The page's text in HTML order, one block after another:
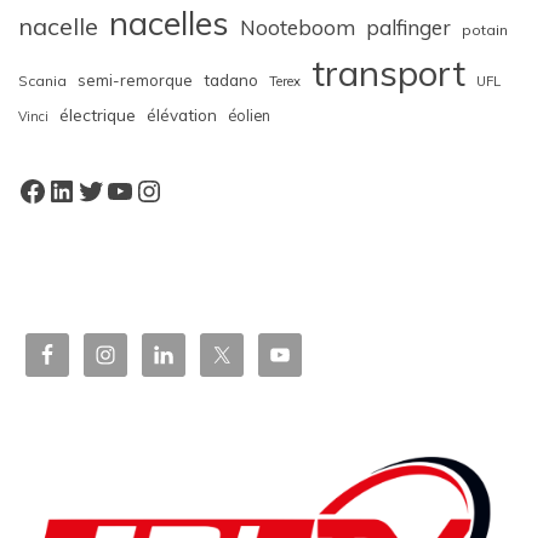
nacelle nacelles Nooteboom palfinger potain
Scania semi-remorque tadano Terex transport UFL
Vinci électrique élévation éolien
Facebook
LinkedIn
Twitter
YouTube
Instagram